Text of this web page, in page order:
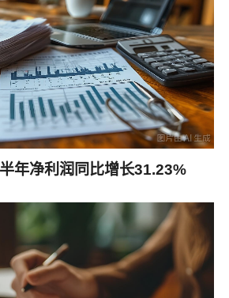
年净利润同比增长31.23%